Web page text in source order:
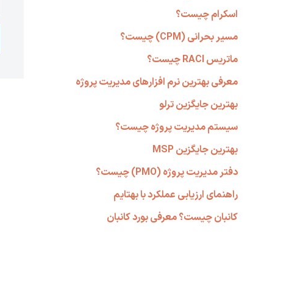
اسکرام چیست؟
مسیر بحرانی (CPM) چیست؟
ماتریس RACI چیست؟
معرفی بهترین نرم افزارهای مدیریت پروژه
بهترین جایگزین ترلو
سیستم مدیریت پروژه چیست؟
بهترین جایگزین MSP
دفتر مدیریت پروژه (PMO) چیست؟
راهنمای ارزیابی عملکرد با بهتایم
کانبان چیست؟ معرفی بورد کانبان